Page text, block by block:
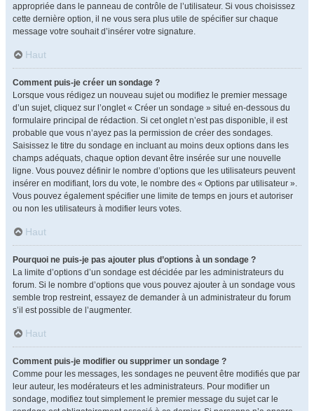
appropriée dans le panneau de contrôle de l’utilisateur. Si vous choisissez
cette dernière option, il ne vous sera plus utile de spécifier sur chaque
message votre souhait d’insérer votre signature.
Haut
Comment puis-je créer un sondage ?
Lorsque vous rédigez un nouveau sujet ou modifiez le premier message
d’un sujet, cliquez sur l’onglet « Créer un sondage » situé en-dessous du
formulaire principal de rédaction. Si cet onglet n’est pas disponible, il est
probable que vous n’ayez pas la permission de créer des sondages.
Saisissez le titre du sondage en incluant au moins deux options dans les
champs adéquats, chaque option devant être insérée sur une nouvelle
ligne. Vous pouvez définir le nombre d’options que les utilisateurs peuvent
insérer en modifiant, lors du vote, le nombre des « Options par utilisateur ».
Vous pouvez également spécifier une limite de temps en jours et autoriser
ou non les utilisateurs à modifier leurs votes.
Haut
Pourquoi ne puis-je pas ajouter plus d’options à un sondage ?
La limite d’options d’un sondage est décidée par les administrateurs du
forum. Si le nombre d’options que vous pouvez ajouter à un sondage vous
semble trop restreint, essayez de demander à un administrateur du forum
s’il est possible de l’augmenter.
Haut
Comment puis-je modifier ou supprimer un sondage ?
Comme pour les messages, les sondages ne peuvent être modifiés que par
leur auteur, les modérateurs et les administrateurs. Pour modifier un
sondage, modifiez tout simplement le premier message du sujet car le